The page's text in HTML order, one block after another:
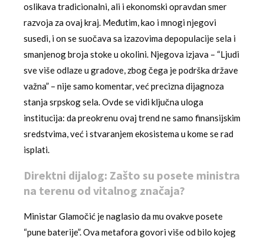
oslikava tradicionalni, ali i ekonomski opravdan smer
razvoja za ovaj kraj. Međutim, kao i mnogi njegovi
susedi, i on se suočava sa izazovima depopulacije sela i
smanjenog broja stoke u okolini. Njegova izjava – “Ljudi
sve više odlaze u gradove, zbog čega je podrška države
važna” – nije samo komentar, već precizna dijagnoza
stanja srpskog sela. Ovde se vidi ključna uloga
institucija: da preokrenu ovaj trend ne samo finansijskim
sredstvima, već i stvaranjem ekosistema u kome se rad
isplati.
Direktni dijalog: Zašto su posete ministra
na terenu od vitalnog značaja?
Ministar Glamočić je naglasio da mu ovakve posete
“pune baterije”. Ova metafora govori više od bilo kojeg